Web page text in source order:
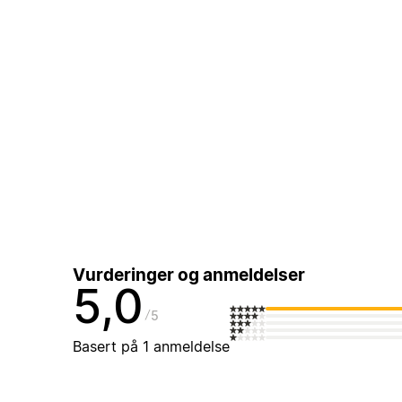
Vurderinger og anmeldelser
5,0 5
Basert på 1 anmeldelse